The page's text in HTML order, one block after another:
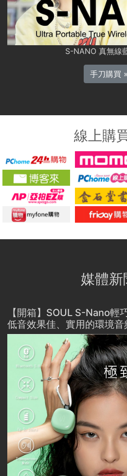
S-NANO 真無線
手刀購買 »
線上購
媒體新
【開箱】SOUL S-Nano輕
低音效果佳、實用的環境音